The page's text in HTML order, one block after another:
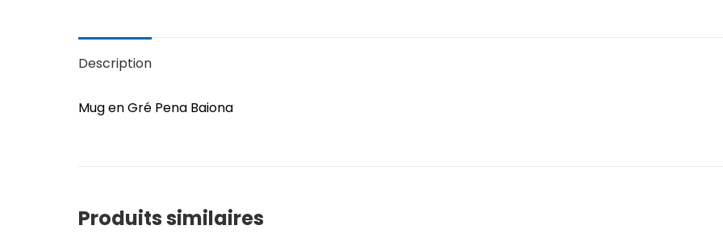
Description
Mug en Gré Pena Baiona
Produits similaires